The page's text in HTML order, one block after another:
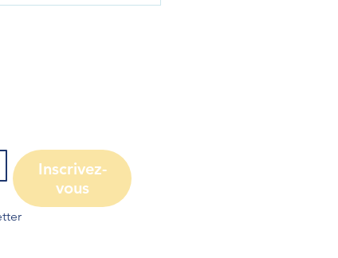
Inscrivez-
vous